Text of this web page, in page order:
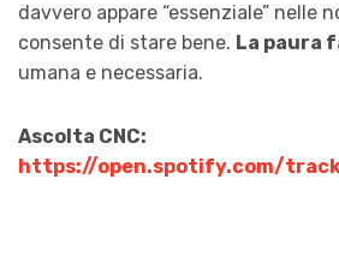
davvero appare “essenziale” nelle
consente di stare bene. La paura
umana e necessaria.
Ascolta CNC:
https://open.spotify.com/